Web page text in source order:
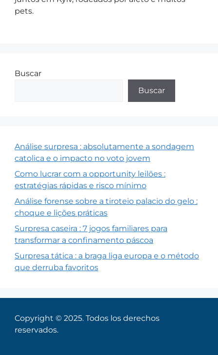
pets.
Buscar
Buscar
Análise surpresa : absolutamente a sondagem
catolica e o impacto no voto jovem
Como lucrar com a opportunity leilões :
estratégias rápidas e risco mínimo
Análise forense sobre a tiroteio palacio do gelo :
choque e lições práticas
Surpresa caseira : 7 jogos familiares para
transformar a confinamento páscoa
Surpresa tática : a braga liga europa e o método
que derruba favoritos
Copyright © 2025. Todos los derechos
reservados.